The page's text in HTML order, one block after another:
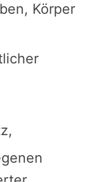
Körper